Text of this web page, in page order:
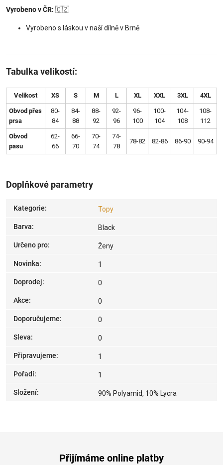
Vyrobeno v ČR: 🇨🇿
Vyrobeno s láskou v naší dílně v Brně
Tabulka velikostí:
Velikost XS S M L XL XXL 3XL 4XL
Obvod přes
prsa
80-
84
84-
88
88-
92
92-
96
96-
100
100-
104
104-
108
108-
112
Obvod
pasu
62-
66
66-
70
70-
74
74-
78
78-82 82-86 86-90 90-94
Doplňkové parametry
Kategorie: Topy
Barva: Black
Určeno pro: Ženy
Novinka: 1
Doprodej: 0
Akce: 0
Doporučujeme: 0
Sleva: 0
Připravujeme: 1
Pořadí: 1
Složení: 90% Polyamid, 10% Lycra
Přijímáme online platby